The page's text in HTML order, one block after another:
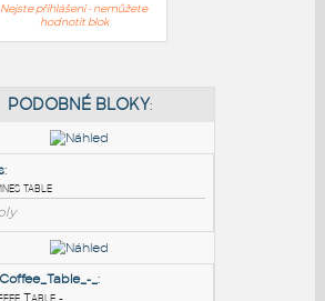
Nejste přihlášeni - nemůžete
hodnotit blok
PODOBNÉ BLOKY